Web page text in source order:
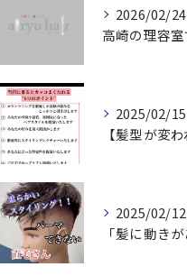
2026/02/24
2025/02/15
2025/02/12